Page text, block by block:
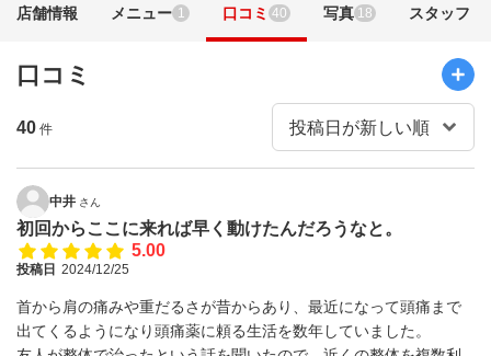
店舗情報 メニュー 1 口コミ 40 写真 18 スタッフ
口コミ
40 件
中井 さん
初回からここに来れば早く動けたんだろうなと。
5.00
投稿日 2024/12/25
首から肩の痛みや重だるさが昔からあり、最近になって頭痛まで
出てくるようになり頭痛薬に頼る生活を数年していました。